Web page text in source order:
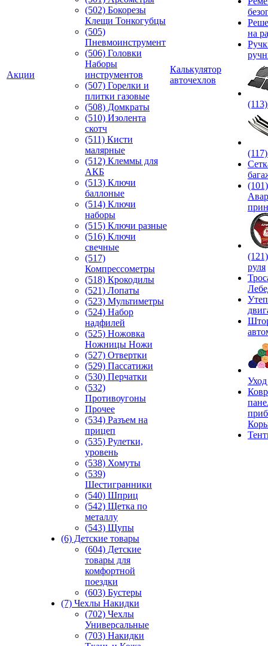
Акции
(502) Бокорезы
Клещи Тонкогубцы
(505)
Пневмоинструмент
(506) Головки
Наборы
инструментов
(507) Горелки и
плитки газовые
(508) Домкраты
(510) Изолента
скотч
(511) Кисти
малярные
(512) Клеммы для
АКБ
(513) Ключи
баллоные
(514) Ключи
наборы
(515) Ключи разные
(516) Ключи
свечные
(517)
Компрессометры
(518) Крокодилы
(521) Лопаты
(523) Мультиметры
(524) Набор
надфилей
(525) Ножовка
Ножницы Ножи
(527) Отвертки
(529) Пассатижи
(530) Перчатки
(532)
Противоугоны
Прочее
(534) Разъем на
прицеп
(535) Рулетки,
уровень
(538) Хомуты
(539)
Шестигранники
(540) Шприц
(542) Щетка по
металлу
(543) Щупы
(6) Детские товары
(604) Детские
товары для
комфортной
поездки
(603) Бустеры
(7) Чехлы Накидки
(702) Чехлы
Универсальные
(703) Накидки
Калькулятор
авточехлов
на
(101)
руля
Уход